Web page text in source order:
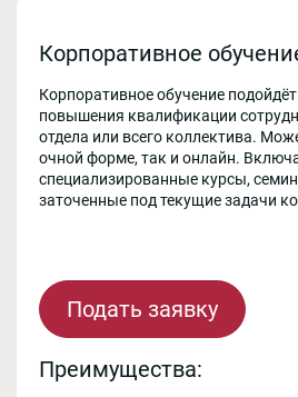
Корпоративное
Корпоративное обучение
повышения квалификации
отдела или всего коллектива.
очной форме, так и онлайн.
специализированные курсы,
заточенные под текущие задачи
Подать заявку
Преимущества: